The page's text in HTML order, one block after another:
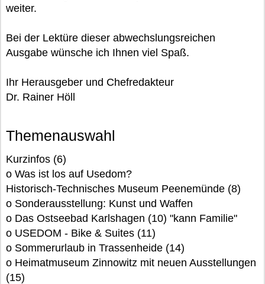
weiter.
Bei der Lektüre dieser abwechslungsreichen
Ausgabe wünsche ich Ihnen viel Spaß.
Ihr Herausgeber und Chefredakteur
Dr. Rainer Höll
Themenauswahl
Kurzinfos (6)
o Was ist los auf Usedom?
Historisch-Technisches Museum Peenemünde (8)
o Sonderausstellung: Kunst und Waffen
o Das Ostseebad Karlshagen (10) "kann Familie"
o USEDOM - Bike & Suites (11)
o Sommerurlaub in Trassenheide (14)
o Heimatmuseum Zinnowitz mit neuen Ausstellungen
(15)